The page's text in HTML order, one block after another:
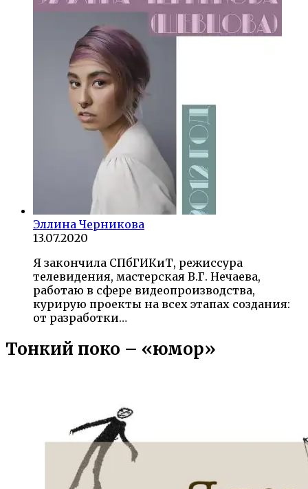
Эллина Черникова
13.07.2020
Я закончила СПбГИКиТ, режиссура
телевидения, мастерская В.Г. Нечаева,
работаю в сфере видеопроизводства,
курирую проекты на всех этапах создания:
от разработки…
Тонкий поко – «юмор»